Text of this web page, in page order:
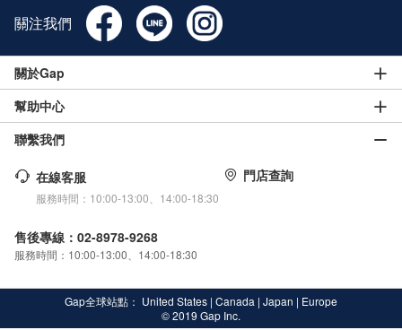
關注我們
關於Gap
幫助中心
聯繫我們
在線客服
服務時間：10:00-13:00、14:00-18:30
門店查詢
售後專線：02-8978-9268
服務時間：10:00-13:00、14:00-18:30
Gap全球站點： United States | Canada | Japan | Europe
© 2019 Gap Inc.